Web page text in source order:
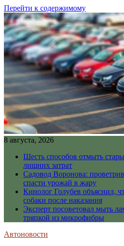
Перейти к содержимому
8 августа, 2026
Шесть способов отмыть
лишних затрат
Садовод Воронова:
спасти урожай в жару
Кинолог Голубев объяснил,
собаки после наказания
Эксперт посоветовал мыть
тряпкой из микрофибры
Автоновости